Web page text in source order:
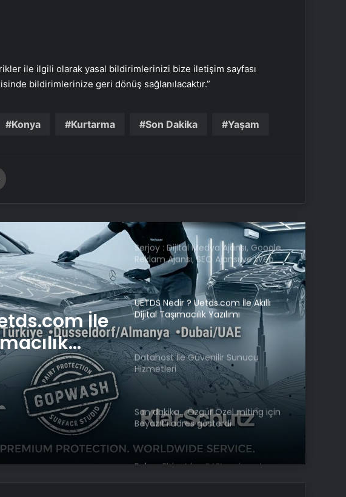
ile ilgili olarak yasal bildirimlerinizi bize iletişim sayfası
bildirimlerinize geri dönüş sağlanılacaktır.”
Konya Kurtarma Son Dakika Yaşam
İle
Ümit Özdağ’dan ‘Sırrı Süreyya
Önder’ paylaşımına sert tepki!
Serjoy : Dijital Medya Ajansı, Google
Reklam Ajansı, SEO Ajansı ve Web
Tasarım Ajansı
UETDS Nedir ? Uetds.com İle Akıllı
Dijital Taşımacılık Yazılımı
Datahost İle Güvenilir Sunucu
Hizmetleri
Son dakika… Özgür Özel miting için
Beyazıt’ı adres gösterdi
Bakan Fidan’dan BAE’ye ziyaret